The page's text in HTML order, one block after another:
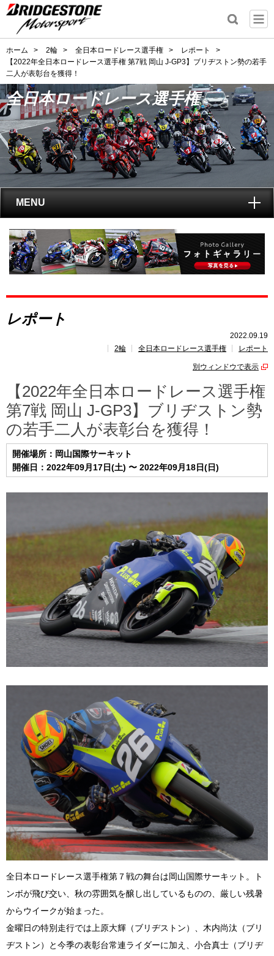
ホーム > 2輪 > 全日本ロードレース選手権 > レポート
>
【2022年全日本ロードレース選手権 第7戦 岡山 J-GP3】ブリヂストン勢の若手
二人が表彰台を獲得！
全日本ロードレース選手権
MENU
トップ
全日本ロードレース選手権とは?
レポート
速報
ポイントランキング
レポート
2022.09.19
2輪
全日本ロードレース選手権 レポート
別ウィンドウで表示
【2022年全日本ロードレース選手権
第7戦 岡山 J-GP3】ブリヂストン勢
の若手二人が表彰台を獲得！
開催場所：岡山国際サーキット
開催日：2022年09月17日(土) 〜 2022年09月18日(日)
全日本ロードレース選手権第７戦の舞台は岡山国際サーキット。ト
ンボが飛び交い、秋の雰囲気を醸し出しているものの、厳しい残暑
からウイークが始まった。
金曜日の特別走行では上原大輝（ブリヂストン）、木内尚汰（ブリ
ヂストン）と今季の表彰台常連ライダーに加え、小合真士（ブリヂ